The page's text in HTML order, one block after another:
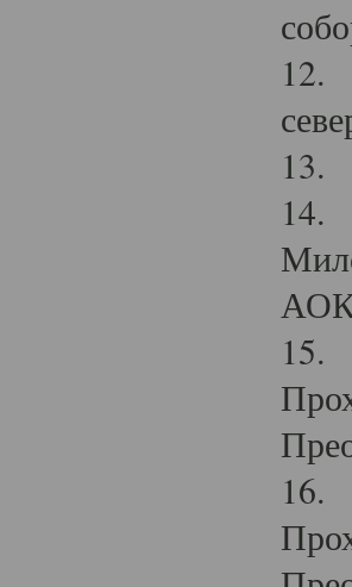
12.
13.
14.
15.
16.